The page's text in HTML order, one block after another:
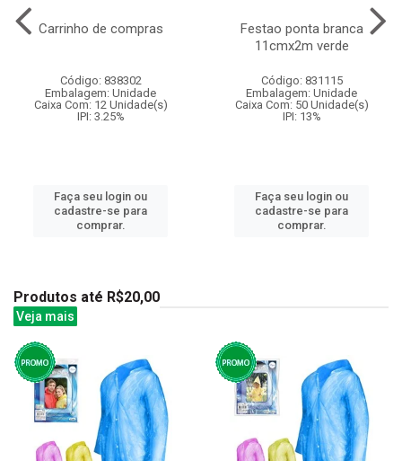
Carrinho de compras
Código: 838302
Embalagem: Unidade
Caixa Com: 12 Unidade(s)
IPI: 3.25%
Faça seu login ou
cadastre-se para
comprar.
Festao ponta branca
11cmx2m verde
Código: 831115
Embalagem: Unidade
Caixa Com: 50 Unidade(s)
IPI: 13%
Faça seu login ou
cadastre-se para
comprar.
Produtos até R$20,00
Veja mais